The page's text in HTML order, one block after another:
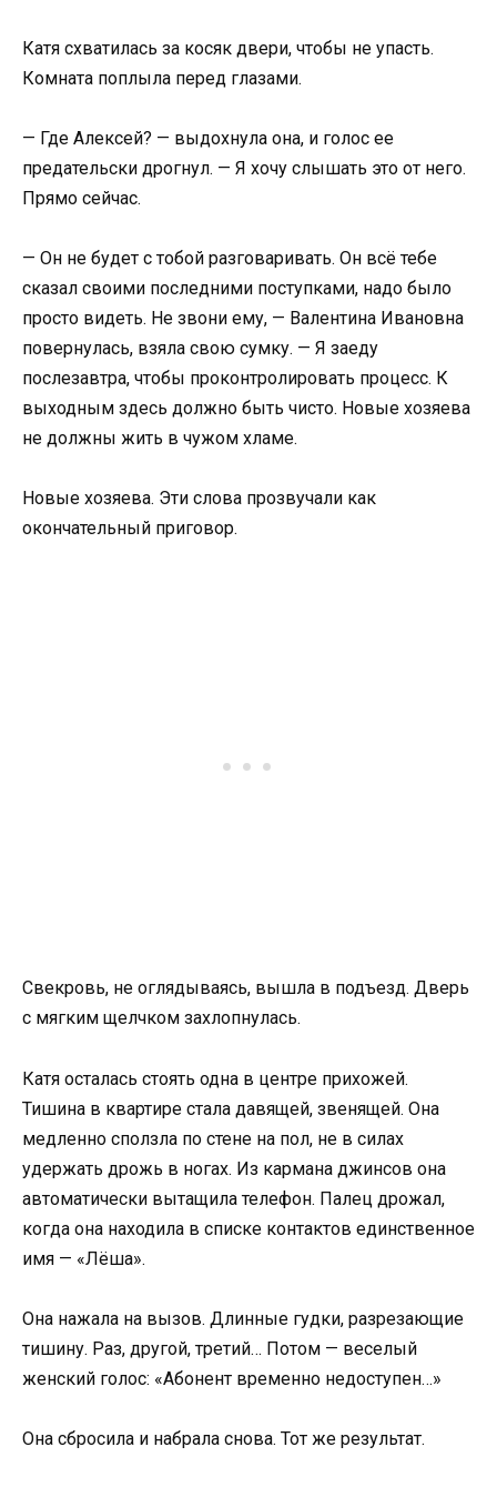
Катя схватилась за косяк двери, чтобы не упасть.
Комната поплыла перед глазами.
— Где Алексей? — выдохнула она, и голос ее
предательски дрогнул. — Я хочу слышать это от него.
Прямо сейчас.
— Он не будет с тобой разговаривать. Он всё тебе
сказал своими последними поступками, надо было
просто видеть. Не звони ему, — Валентина Ивановна
повернулась, взяла свою сумку. — Я заеду
послезавтра, чтобы проконтролировать процесс. К
выходным здесь должно быть чисто. Новые хозяева
не должны жить в чужом хламе.
Новые хозяева. Эти слова прозвучали как
окончательный приговор.
Свекровь, не оглядываясь, вышла в подъезд. Дверь
с мягким щелчком захлопнулась.
Катя осталась стоять одна в центре прихожей.
Тишина в квартире стала давящей, звенящей. Она
медленно сползла по стене на пол, не в силах
удержать дрожь в ногах. Из кармана джинсов она
автоматически вытащила телефон. Палец дрожал,
когда она находила в списке контактов единственное
имя — «Лёша».
Она нажала на вызов. Длинные гудки, разрезающие
тишину. Раз, другой, третий… Потом — веселый
женский голос: «Абонент временно недоступен…»
Она сбросила и набрала снова. Тот же результат.